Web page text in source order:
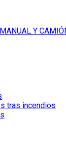
Y
tras incendios